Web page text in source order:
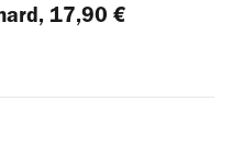
17,90 €